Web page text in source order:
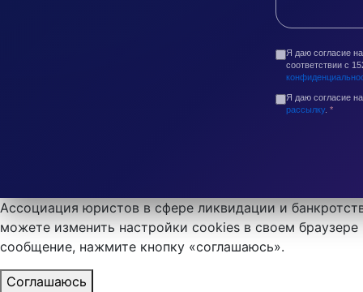
Я даю согласие
соответствии с
Я даю согласие
рассылку. *
Ассоциация юристов в сфере ликвидации и
можете изменить настройки cookies в своем
сообщение, нажмите кнопку «соглашаюсь».
Соглашаюсь